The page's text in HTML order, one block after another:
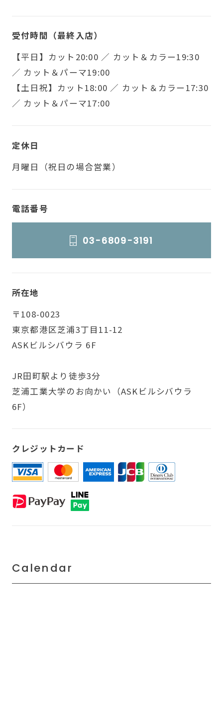
受付時間（最終入店）
【平日】カット20:00 ／ カット＆カラー19:30
／ カット＆パーマ19:00
【土日祝】カット18:00 ／ カット＆カラー17:30
／ カット＆パーマ17:00
定休日
月曜日（祝日の場合営業）
電話番号
03-6809-3191
所在地
〒108-0023
東京都港区芝浦3丁目11-12
ASKビルシバウラ 6F
JR田町駅より徒歩3分
芝浦工業大学のお向かい（ASKビルシバウラ
6F）
クレジットカード
Calendar